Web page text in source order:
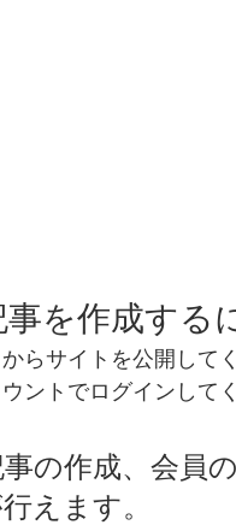
を作成する
らサイトを公開して
ントでログインして
の作成、会員
えます。